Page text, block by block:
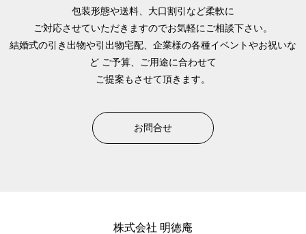
包装形態や送料、大口割引など柔軟に
ご対応させていただきますのでお気軽にご相談下さい。
結婚式の引き出物や引出物宅配、企業様の各種イベントやお祝いな
ど ご予算、ご用途に合わせて
ご提案もさせて頂きます。
お問合せ
株式会社 明徳庵